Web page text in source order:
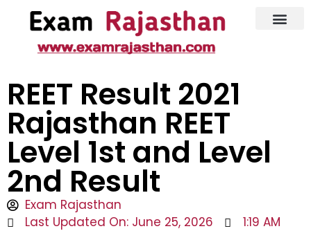
REET Result 2021
Rajasthan REET
Level 1st and Level
2nd Result
Exam Rajasthan
Last Updated On: June 25, 2026
1:19 AM